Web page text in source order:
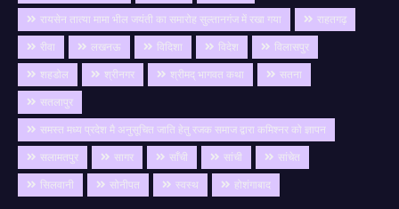
रायसेन तात्या मामा भील जयंती का समारोह सुल्तानगंज में रखा गया
राहतगढ़
रीवा
लखनऊ विदिशा विदेश
विलासपुर
शहडोल
श्रीनगर श्रीमद् भागवत कथा
सतना
सतलापुर
समस्त मध्य प्रदेश मै अनुसूचित जाति हेतु रजक समाज द्वारा कमिश्नर को ज्ञापन
सलामतपुर
सागर साँची सांची
सांचेत
सिलवानी
सोनीपत स्वस्थ होशंगाबाद